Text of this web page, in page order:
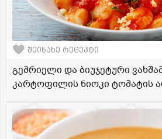
შეინახე რეცეპტი
გემრიელი და ბიუჯეტური
კარტოფილის ნიოკი ტომატის